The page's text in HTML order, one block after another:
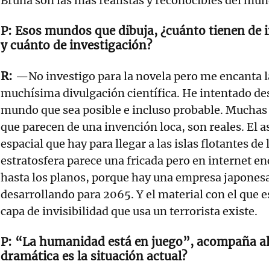
Esos mundos que dibuja, ¿cuánto tienen de
y cuánto de investigación?
—No investigo para la novela pero me encanta
muchísima divulgación científica. He intentado
mundo que sea posible e incluso probable. Muchas
que parecen de una invención loca, son reales. El
espacial que hay para llegar a las islas flotantes de
estratosfera parece una fricada pero en internet
hasta los planos, porque hay una empresa
desarrollando para 2065. Y el material con el que
capa de invisibilidad que usa un terrorista existe.
“La humanidad está en juego”, acompaña
dramática es la situación actual?